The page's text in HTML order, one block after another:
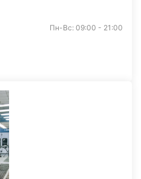
Пн-Вс: 09:00 - 21:00